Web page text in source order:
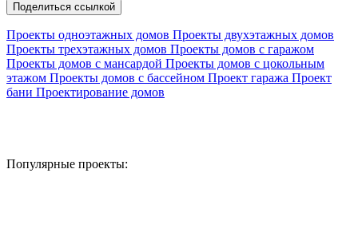
Поделиться ссылкой
Проекты одноэтажных домов Проекты двухэтажных домов
Проекты трехэтажных домов Проекты домов с гаражом
Проекты домов с мансардой Проекты домов с цокольным
этажом Проекты домов с бассейном Проект гаража Проект
бани Проектирование домов
Популярные проекты: